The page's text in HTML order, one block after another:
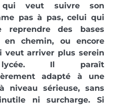
qui veut suivre son
pas à pas, celui qui
reprendre des bases
en chemin, ou encore
veut arriver plus serein
Il paraît
adapté à une
niveau sérieuse, sans
ni surcharge. Si